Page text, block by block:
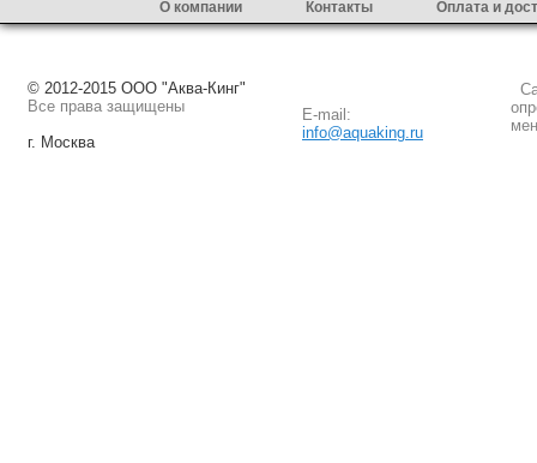
О компании Контакты Оплата и
© 2012-2015 ООО "Аква-Кинг"
Все права защищены
г. Москва
E-mail:
info@aquaking.ru